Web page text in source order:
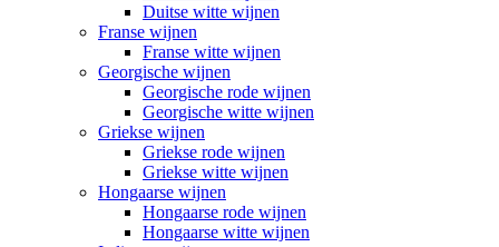
Duitse witte wijnen
Franse wijnen
Franse witte wijnen
Georgische wijnen
Georgische rode wijnen
Georgische witte wijnen
Griekse wijnen
Griekse rode wijnen
Griekse witte wijnen
Hongaarse wijnen
Hongaarse rode wijnen
Hongaarse witte wijnen